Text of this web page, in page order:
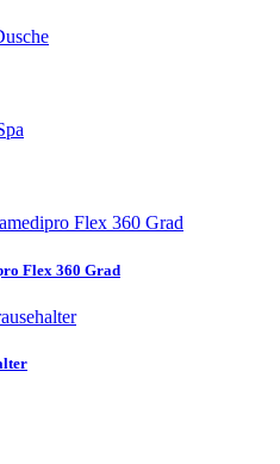
Flex 360 Grad